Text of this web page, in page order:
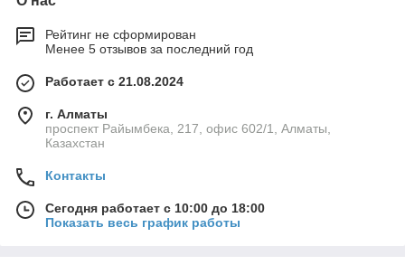
Рейтинг не сформирован
Менее 5 отзывов за последний год
Работает с 21.08.2024
г. Алматы
проспект Райымбека, 217, офис 602/1, Алматы,
Казахстан
Контакты
Сегодня работает с 10:00 до 18:00
Показать весь график работы